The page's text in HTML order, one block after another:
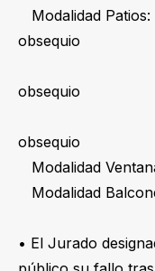
Modalidad
obsequio
2do.
obsequio
3er.
obsequio
Modalidad
Modalidad
• El Jurado